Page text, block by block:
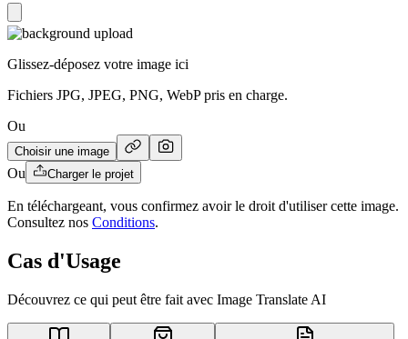
Glissez-déposez votre image ici
Fichiers JPG, JPEG, PNG, WebP pris en charge.
Ou
Choisir une image
Ou Charger le projet
En téléchargeant, vous confirmez avoir le droit d'utiliser cette image.
Consultez nos Conditions.
Cas d'Usage
Découvrez ce qui peut être fait avec Image Translate AI